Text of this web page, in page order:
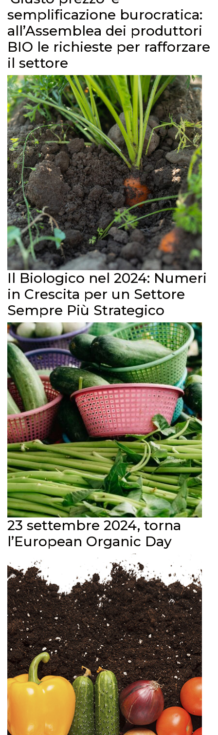
semplificazione burocratica:
all’Assemblea dei produttori
BIO le richieste per rafforzare
il settore
Il Biologico nel 2024: Numeri
in Crescita per un Settore
Sempre Più Strategico
23 settembre 2024, torna
l’European Organic Day